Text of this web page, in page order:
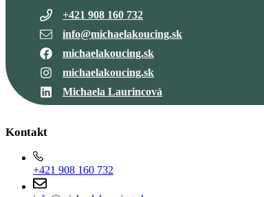
+421 908 160 732
info@michaelakoucing.sk
michaelakoucing.sk
michaelakoucing.sk
Michaela Laurincová
Kontakt
+421 908 160 732